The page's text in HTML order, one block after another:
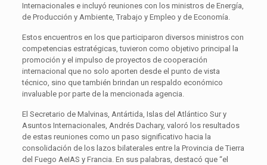
Internacionales e incluyó reuniones con los ministros de Energía,
de Producción y Ambiente, Trabajo y Empleo y de Economía.
Estos encuentros en los que participaron diversos ministros con
competencias estratégicas, tuvieron como objetivo principal la
promoción y el impulso de proyectos de cooperación
internacional que no solo aporten desde el punto de vista
técnico, sino que también brindan un respaldo económico
invaluable por parte de la mencionada agencia.
El Secretario de Malvinas, Antártida, Islas del Atlántico Sur y
Asuntos Internacionales, Andrés Dachary, valoró los resultados
de estas reuniones como un paso significativo hacia la
consolidación de los lazos bilaterales entre la Provincia de Tierra
del Fuego AeIAS y Francia. En sus palabras, destacó que “el